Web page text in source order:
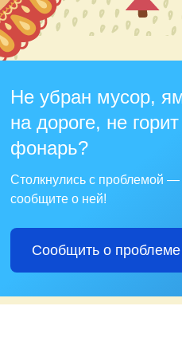
Не убран мусор,
на дороге, не горит
фонарь?
Столкнулись с проблемой —
сообщите о ней!
Сообщить о проблеме